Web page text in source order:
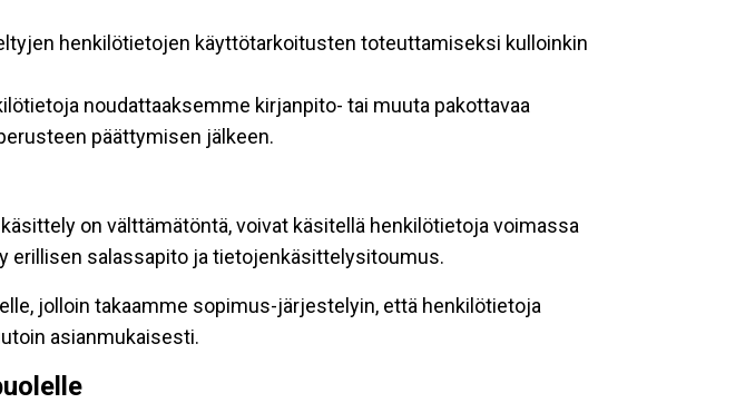
henkilötietojen käyttötarkoitusten toteuttamiseksi kulloinkin
noudattaaksemme kirjanpito- tai muuta pakottavaa
päättymisen jälkeen.
on välttämätöntä, voivat käsitellä henkilötietoja voimassa
erillisen salassapito ja tietojenkäsittelysitoumus.
jolloin takaamme sopimus-järjestelyin, että henkilötietoja
asianmukaisesti.